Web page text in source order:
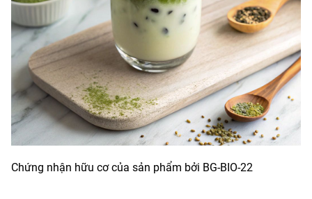
Chứng nhận hữu cơ của sản phẩm bởi BG-BIO-22